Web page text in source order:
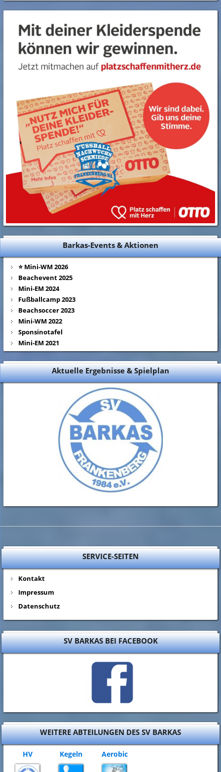
Barkas-Events & Aktionen
⭐ Mini-WM 2026
Beachevent 2025
Mini-EM 2024
Fußballcamp 2023
Beachsoccer 2023
Mini-WM 2022
Sponsinotafel
Mini-EM 2021
Aktuelle Ergebnisse & Spielplan
SERVICE-SEITEN
Kontakt
Impressum
Datenschutz
SV BARKAS BEI FACEBOOK
WEITERE ABTEILUNGEN DES SV BARKAS
HV Kegeln Aerobic